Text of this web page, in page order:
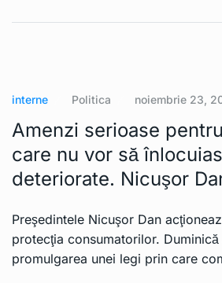
interne Politica noiembrie 23,
Amenzi serioase
care nu vor să
deteriorate. Nicuşor
Preşedintele Nicuşor Dan
protecţia consumatorilor. Duminică
promulgarea unei legi prin care